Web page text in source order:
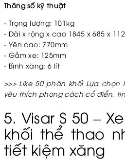
Thông số kỹ thuật
- Trọng lượng: 101kg
- Dài x rộng x cao 1845 x 685 x
- Yên cao: 770mm
- Gầm xe: 125mm
- Bình xăng: 6 lít
>>> Like 50 phân khối Lựa
yêu thích phong cách cổ điển,
5. Visar S 50 –
khối thể thao
tiết kiệm xăng